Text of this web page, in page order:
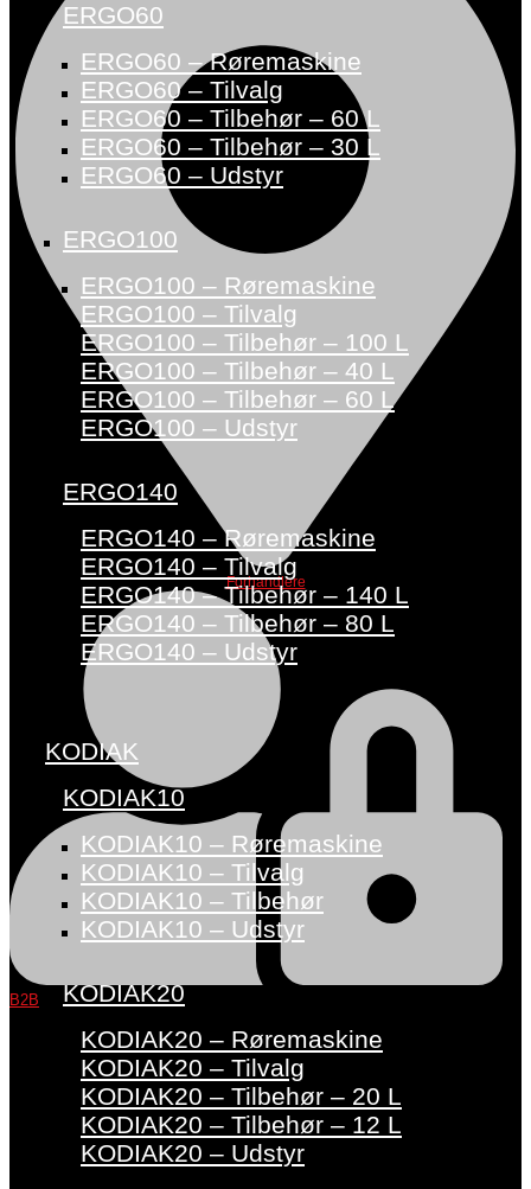
Forhandlere
B2B
ERGO60
ERGO60 – Røremaskine
ERGO60 – Tilvalg
ERGO60 – Tilbehør – 60 L
ERGO60 – Tilbehør – 30 L
ERGO60 – Udstyr
ERGO100
ERGO100 – Røremaskine
ERGO100 – Tilvalg
ERGO100 – Tilbehør – 100 L
ERGO100 – Tilbehør – 40 L
ERGO100 – Tilbehør – 60 L
ERGO100 – Udstyr
ERGO140
ERGO140 – Røremaskine
ERGO140 – Tilvalg
ERGO140 – Tilbehør – 140 L
ERGO140 – Tilbehør – 80 L
ERGO140 – Udstyr
KODIAK
KODIAK10
KODIAK10 – Røremaskine
KODIAK10 – Tilvalg
KODIAK10 – Tilbehør
KODIAK10 – Udstyr
KODIAK20
KODIAK20 – Røremaskine
KODIAK20 – Tilvalg
KODIAK20 – Tilbehør – 20 L
KODIAK20 – Tilbehør – 12 L
KODIAK20 – Udstyr